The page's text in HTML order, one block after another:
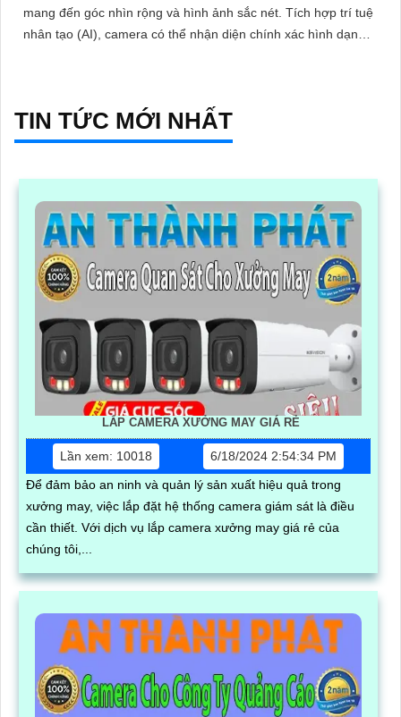
mang đến góc nhìn rộng và hình ảnh sắc nét. Tích hợp trí tuệ
nhân tạo (AI), camera có thể nhận diện chính xác hình dạng
TIN TỨC MỚI NHẤT
LẮP CAMERA XƯỞNG MAY GIÁ RẺ
Lần xem: 10018
6/18/2024 2:54:34 PM
Để đảm bảo an ninh và quản lý sản xuất hiệu quả trong
xưởng may, việc lắp đặt hệ thống camera giám sát là điều
cần thiết. Với dịch vụ lắp camera xưởng may giá rẻ của
chúng tôi,...